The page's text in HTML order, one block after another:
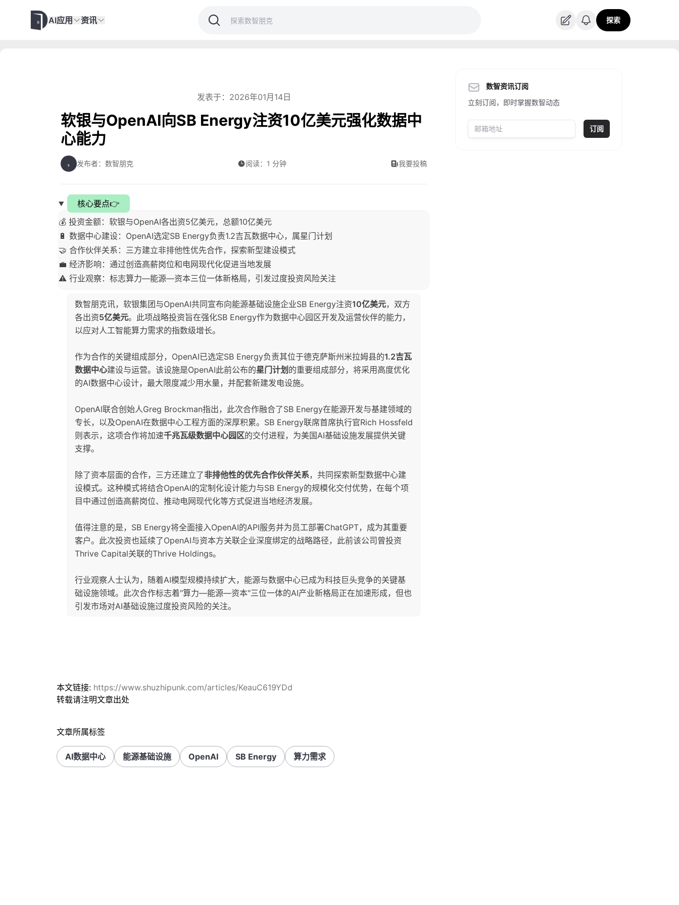
AI应用 资讯 探索
发表于：2026年01月14日
软银与OpenAI向SB Energy注资10亿美元强化数据中
心能力
发布者：数智朋克 阅读：1 分钟 我要投稿
核心要点👉
💰 投资金额：软银与OpenAI各出资5亿美元，总额10亿美元
🔋 数据中心建设：OpenAI选定SB Energy负责1.2吉瓦数据中心，属星门计划
🤝 合作伙伴关系：三方建立非排他性优先合作，探索新型建设模式
💼 经济影响：通过创造高薪岗位和电网现代化促进当地发展
⚠️ 行业观察：标志算力—能源—资本三位一体新格局，引发过度投资风险关注
数智朋克讯，软银集团与OpenAI共同宣布向能源基础设施企业SB Energy注资10亿美元，双方
各出资5亿美元。此项战略投资旨在强化SB Energy作为数据中心园区开发及运营伙伴的能力，
以应对人工智能算力需求的指数级增长。
作为合作的关键组成部分，OpenAI已选定SB Energy负责其位于德克萨斯州米拉姆县的1.2吉瓦
数据中心建设与运营。该设施是OpenAI此前公布的星门计划 的重要组成部分，将采用高度优化
的AI数据中心设计，最大限度减少用水量，并配套新建发电设施。
OpenAI联合创始人Greg Brockman指出，此次合作融合了SB Energy在能源开发与基建领域的
专长，以及OpenAI在数据中心工程方面的深厚积累。SB Energy联席首席执行官Rich Hossfeld
则表示，这项合作将加速千兆瓦级数据中心园区的交付进程，为美国AI基础设施发展提供关键
支撑。
除了资本层面的合作，三方还建立了非排他性的优先合作伙伴关系，共同探索新型数据中心建
设模式。这种模式将结合OpenAI的定制化设计能力与SB Energy的规模化交付优势，在每个项
目中通过创造高薪岗位、推动电网现代化等方式促进当地经济发展。
值得注意的是，SB Energy将全面接入OpenAI的API服务并为员工部署ChatGPT，成为其重要
客户。此次投资也延续了OpenAI与资本方关联企业深度绑定的战略路径，此前该公司曾投资
Thrive Capital关联的Thrive Holdings。
行业观察人士认为，随着AI模型规模持续扩大，能源与数据中心已成为科技巨头竞争的关键基
础设施领域。此次合作标志着"算力—能源—资本"三位一体的AI产业新格局正在加速形成，但也
引发市场对AI基础设施过度投资风险的关注。
数智资讯订阅
立刻订阅，即时掌握数智动态
订阅
本文链接: https://www.shuzhipunk.com/articles/KeauC619YDd
转载请注明文章出处
文章所属标签
AI数据中心 能源基础设施 OpenAI SB Energy 算力需求